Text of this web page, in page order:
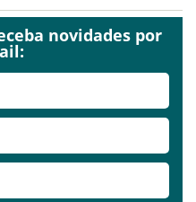
e deixe sua avaliação!
novidades por